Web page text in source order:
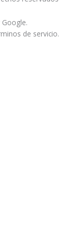
de servicio.